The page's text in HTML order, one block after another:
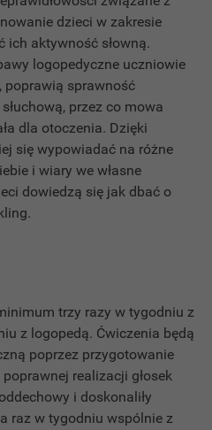
dzieci w zakresie
ich aktywność słowną.
logopedyczne uczniowie
poprawią sprawność
przez co mowa
dla otoczenia. Dzięki
się wypowiadać na różne
i wiary we własne
dowiedzą się jak dbać o
trzy razy w tygodniu z
z logopedą. Ćwiczenia będą
poprzez przygotowanie
realizacji głosek
i doskonaliły
raz w tygodniu wspólnie z